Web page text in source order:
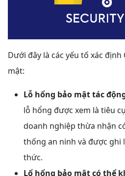
Dưới đây là các yếu tố xác định
mật:
Lỗ hổng bảo mật tác
lỗ hổng được xem là tiêu
doanh nghiệp thừa nhận
thống an ninh và được ghi
thức.
Lổ hổng bảo mật có thể